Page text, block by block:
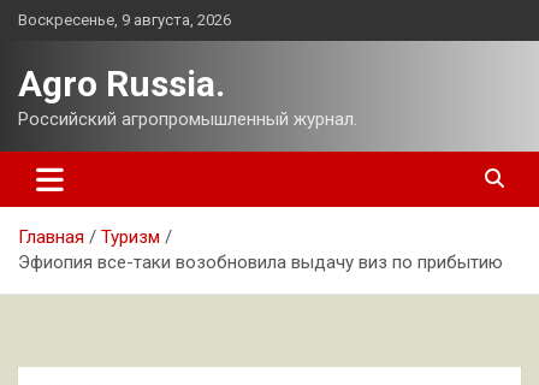
Перейти
Воскресенье, 9 августа, 2026
Agro Russia.
Российский агропромышленный журнал.
Главная
Туризм
Эфиопия все-таки возобновила выдачу виз по прибытию